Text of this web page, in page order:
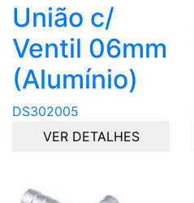
União c/
Ventil 06mm
(Alumínio)
DS302005
VER DETALHES